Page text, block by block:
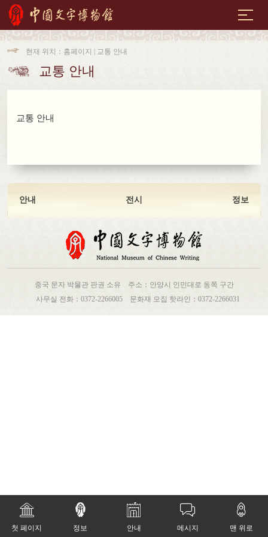
 교통 안내
 현재 위치： 홈페이지 | 교통 안내
교통 안내
안내 전시 정보
중국 문자 박물관 판권 소유
주소：안양시 인민대로 동쪽 구간
사무실 전화：0372-2266005문화재 모집 핫라인：0372-2266031

첫 페이지

정보

안내

메시지

맨 위로